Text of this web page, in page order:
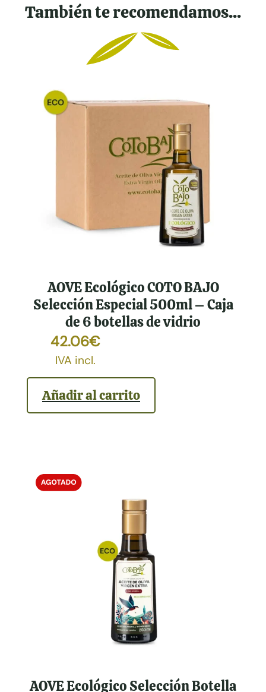
También te recomendamos...
AOVE Ecológico COTO BAJO
Selección Especial 500ml – Caja
de 6 botellas de vidrio
42.06€
IVA incl.
Añadir al carrito
AOVE Ecológico Selección Botella